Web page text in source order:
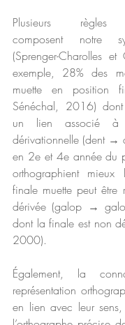
Plusieurs règles
composent notre
(Sprenger-Charolles
exemple, 28% des
muette en position
Sénéchal, 2016) dont
un lien associé à
dérivationnelle (dent →
en 2e et 4e année du
orthographient
finale muette peut
dérivée (galop →
dont la finale est non
2000).
Également, la
représentation
en lien avec leur